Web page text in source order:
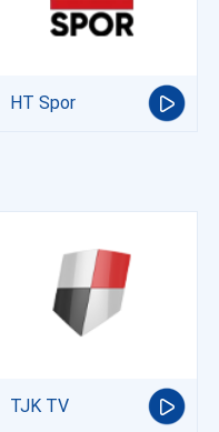
HT Spor
TJK TV